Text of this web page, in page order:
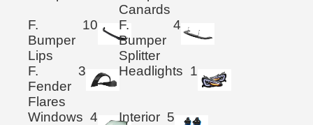
Canards
F.
Bumper
Lips
10
F.
Bumper
Splitter
4
F.
Fender
Flares
3 Headlights 1
Windows 4 Interior 5